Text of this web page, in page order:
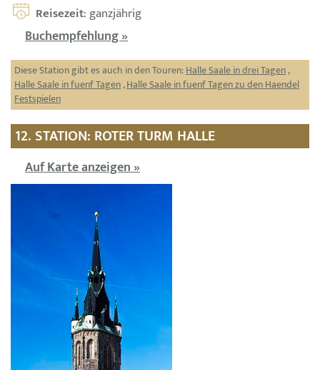
Reisezeit: ganzjährig
Buchempfehlung »
Diese Station gibt es auch in den Touren:Halle Saale in drei Tagen,
Halle Saale in fuenf Tagen,Halle Saale in fuenf Tagen zu den Haendel
Festspielen
12. STATION: ROTER TURM HALLE
Auf Karte anzeigen »